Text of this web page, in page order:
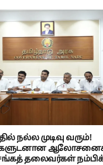
நல்ல முடிவு வரும்!
தலைவர்கள்